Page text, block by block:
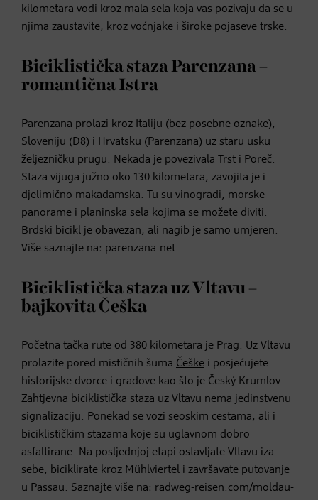
kilometara vodi kroz mala sela koja vas pozivaju da se u
njima zaustavite, kroz voćnjake i široke pojaseve trske.
Biciklistička staza Parenzana –
romantična Istra
Parenzana prolazi kroz Italiju (bez posebne oznake),
Sloveniju (D8) i Hrvatsku (Parenzana) uz staru usku
željezničku prugu. Nekada je povezivala Trst i Poreč.
Staza vijuga južno oko 130 kilometara, zavojita je i
djelimično makadamska. Tu su vinogradi, morske
panorame i planinska sela kojima se možete diviti.
Brdski bicikl je obavezan, ali nagib je samo umjeren.
Više saznajte na: parenzana.net
Biciklistička staza uz Vltavu –
bajkovita Češka
Početna tačka rute od 380 kilometara je Prag. Uz Vltavu
prolazite pored mističnih šuma Češke i posjećujete
historijske dvorce i gradove kao što je Český Krumlov.
Zahtjevna biciklistička staza uz Vltavu nema jedinstvenu
signalizaciju. Ponekad se vozi seoskim cestama, ali i
biciklističkim stazama koje su uglavnom dobro
asfaltirane. Na posljednjoj etapi ostavljate Vltavu iza
sebe, biciklirate kroz Mühlviertel i završavate putovanje
u Passau. Saznajte više na: radweg-reisen.com/moldau-